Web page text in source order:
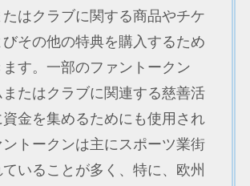
はクラブに関する商品やチケ
びその他の特典を購入するため
す。一部のファントークン
たはクラブに関連する慈善活
金を集めるためにも使用され
ントークンは主にスポーツ業街
いることが多く、特に、欧州